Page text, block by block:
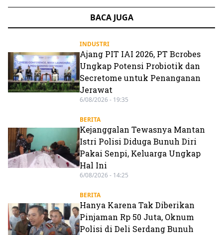
BACA JUGA
INDUSTRI
Ajang PIT IAI 2026, PT Bcrobes
Ungkap Potensi Probiotik dan
Secretome untuk Penanganan
Jerawat
6/08/2026 - 19:35
BERITA
Kejanggalan Tewasnya Mantan
Istri Polisi Diduga Bunuh Diri
Pakai Senpi, Keluarga Ungkap
Hal Ini
6/08/2026 - 14:25
BERITA
Hanya Karena Tak Diberikan
Pinjaman Rp 50 Juta, Oknum
Polisi di Deli Serdang Bunuh